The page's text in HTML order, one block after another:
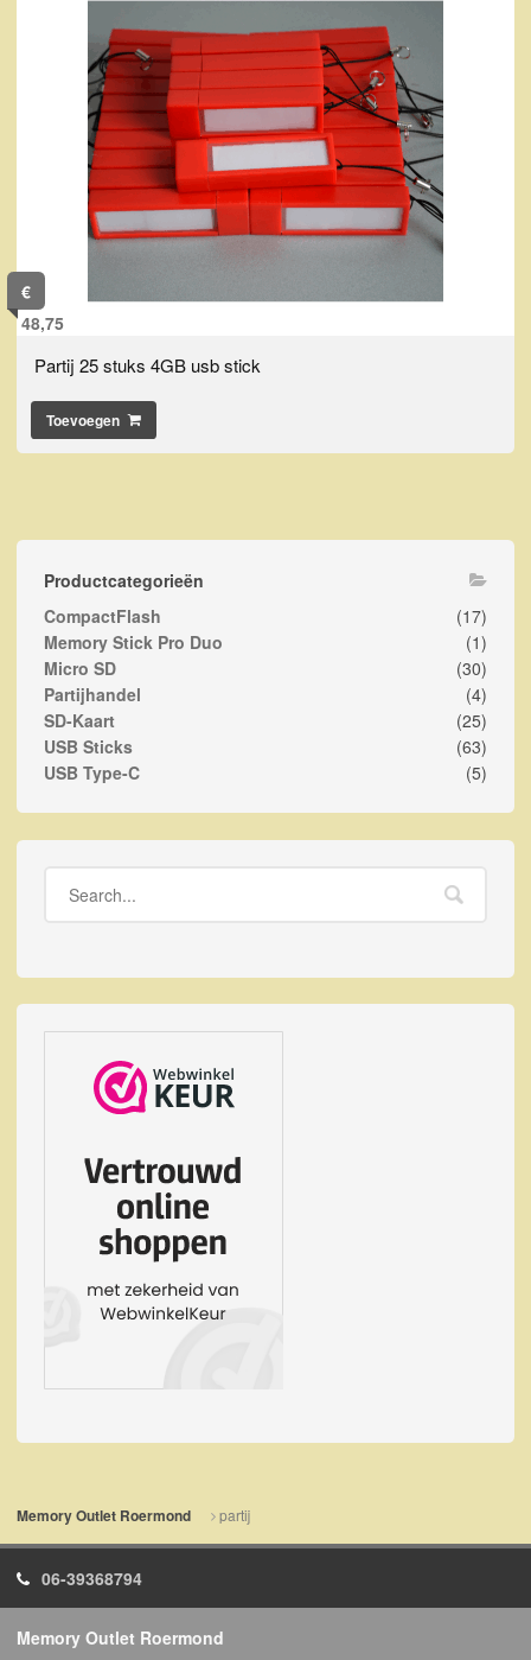
€
48,75
Partij 25 stuks 4GB usb stick
Toevoegen
Productcategorieën
CompactFlash
(17)
Memory Stick Pro Duo
(1)
Micro SD
(30)
Partijhandel
(4)
SD-Kaart
(25)
USB Sticks
(63)
USB Type-C
(5)
Memory Outlet Roermond partij
06-39368794
Memory Outlet Roermond